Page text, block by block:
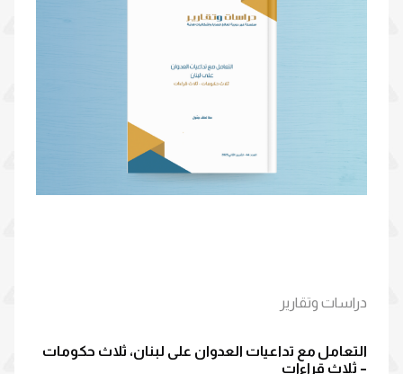
دراسات وتقارير
التعامل مع تداعيات العدوان على لبنان، ثلاث حكومات
– ثلاث قراءات